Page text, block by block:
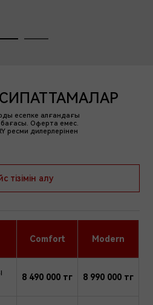
тізімін алу
Comfort Modern
8 490 000 тг 8 990 000 тг